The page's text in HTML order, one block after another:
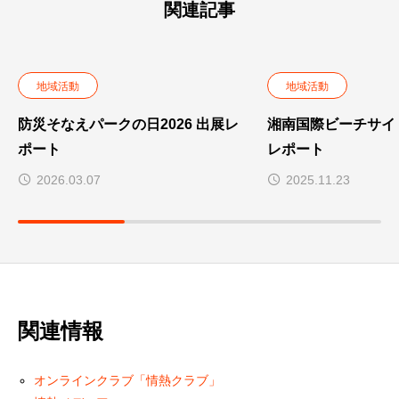
関連記事
地域活動
防災そなえパークの日2026 出展レ
ポート
2026.03.07
地域活動
湘南国際ビーチサ
レポート
2025.11.23
関連情報
オンラインクラブ「情熱クラブ」